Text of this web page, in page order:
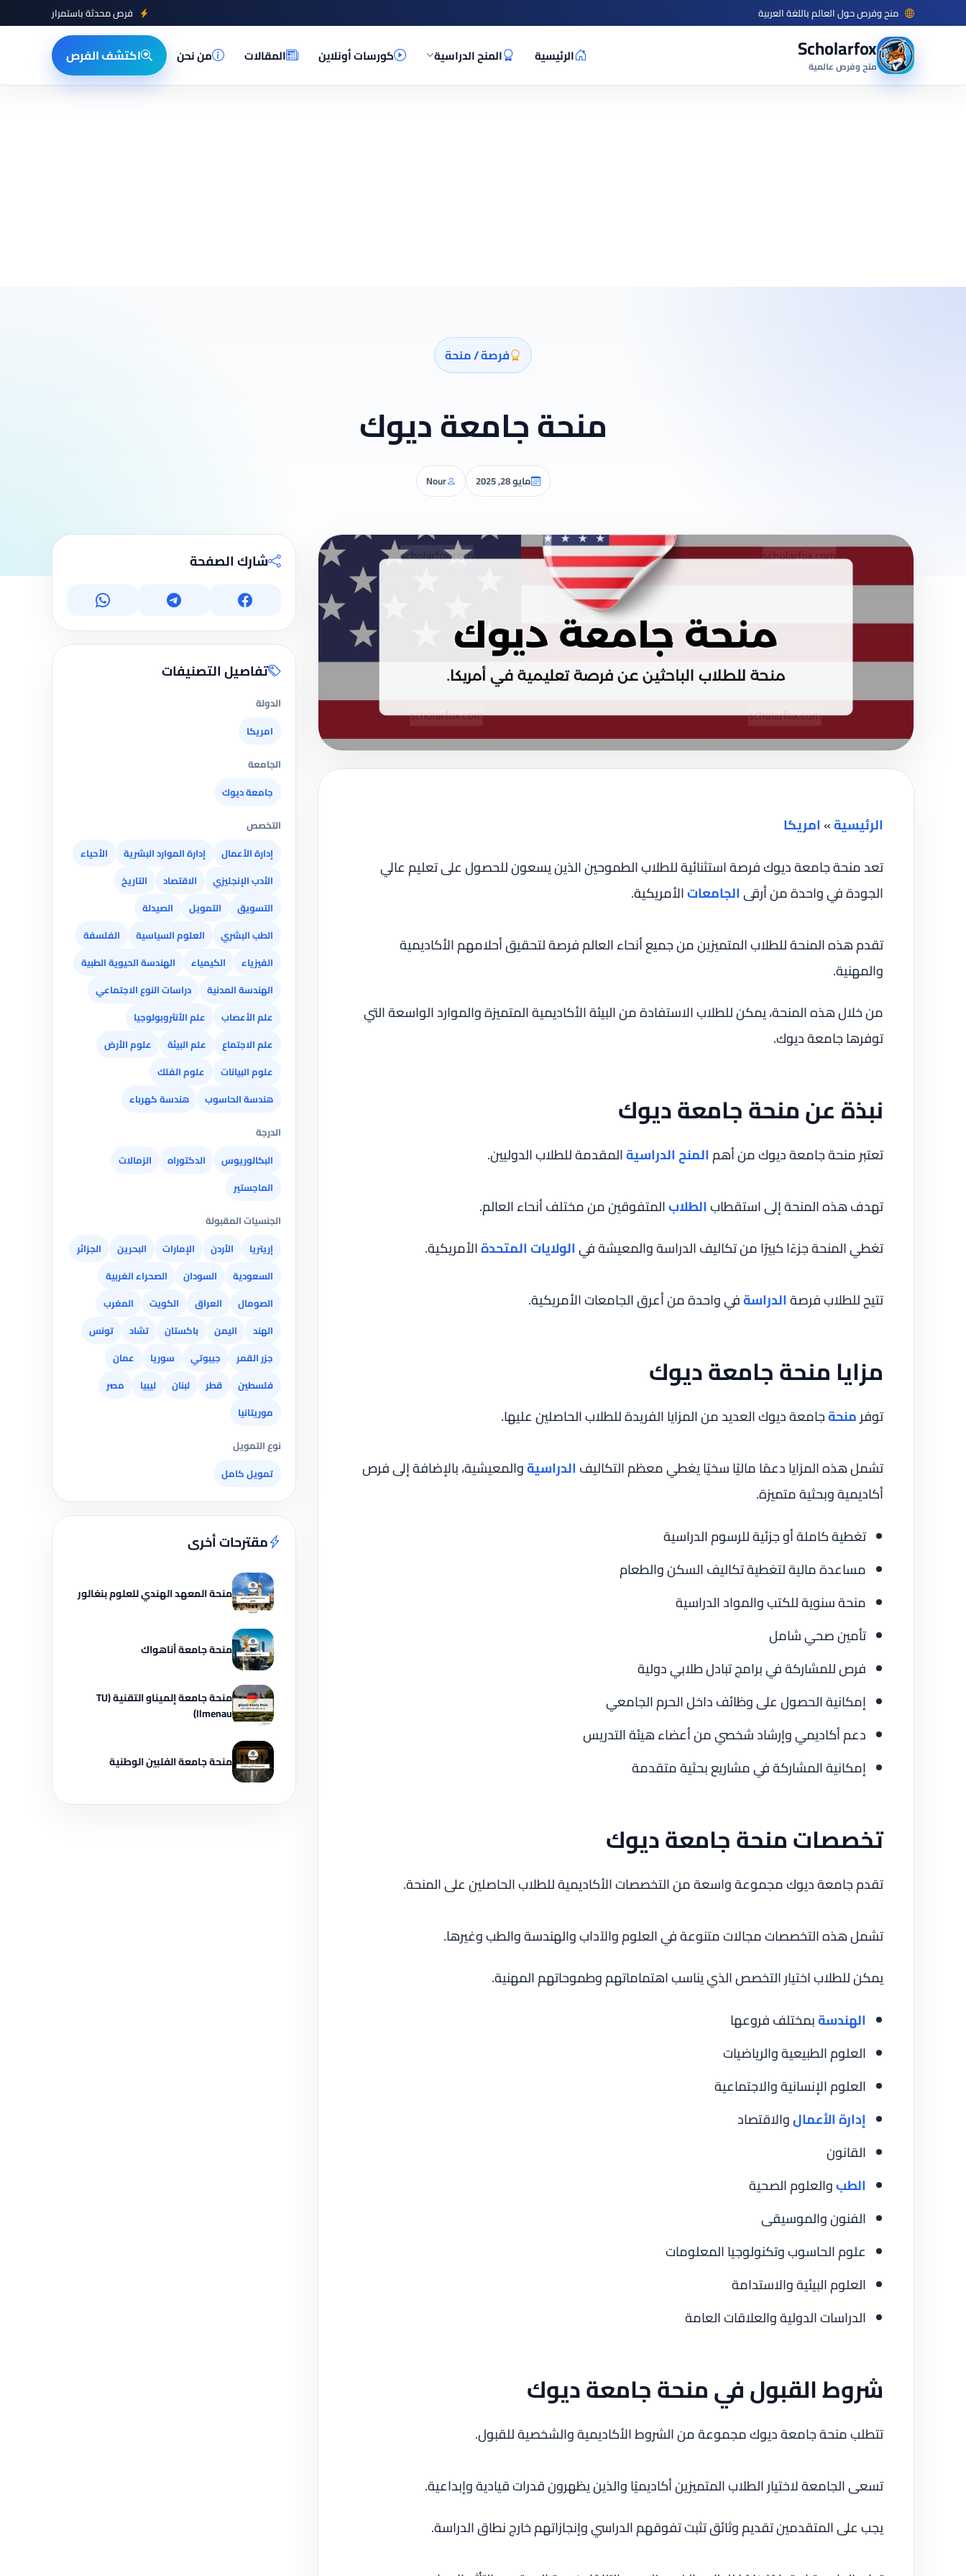
منح وفرص حول العالم باللغة العربية فرص محدثة باستمرار
Scholarfox
منح وفرص عالمية
الرئيسية المنح الدراسية كورسات أونلاين المقالات من نحن اكتشف الفرص
فرصة / منحة
منحة جامعة ديوك
مايو 28, 2025 Nour
الرئيسية»امريكا
تعد منحة جامعة ديوك فرصة استثنائية للطلاب الطموحين الذين يسعون للحصول على تعليم عالي
الجودة في واحدة من أرقىالجامعاتالأمريكية.
تقدم هذه المنحة للطلاب المتميزين من جميع أنحاء العالم فرصة لتحقيق أحلامهم الأكاديمية
والمهنية.
من خلال هذه المنحة، يمكن للطلاب الاستفادة من البيئة الأكاديمية المتميزة والموارد الواسعة التي
توفرها جامعة ديوك.
نبذة عن منحة جامعة ديوك
تعتبر منحة جامعة ديوك من أهمالمنح الدراسيةالمقدمة للطلاب الدوليين.
تهدف هذه المنحة إلى استقطابالطلابالمتفوقين من مختلف أنحاء العالم.
تغطي المنحة جزءًا كبيرًا من تكاليف الدراسة والمعيشة فيالولايات المتحدةالأمريكية.
تتيح للطلاب فرصةالدراسةفي واحدة من أعرق الجامعات الأمريكية.
مزايا منحة جامعة ديوك
توفرمنحةجامعة ديوك العديد من المزايا الفريدة للطلاب الحاصلين عليها.
تشمل هذه المزايا دعمًا ماليًا سخيًا يغطي معظم التكاليف الدراسيةوالمعيشية، بالإضافة إلى فرص
أكاديمية وبحثية متميزة.
تغطية كاملة أو جزئية للرسوم الدراسية
مساعدة مالية لتغطية تكاليف السكن والطعام
منحة سنوية للكتب والمواد الدراسية
تأمين صحي شامل
فرص للمشاركة في برامج تبادل طلابي دولية
إمكانية الحصول على وظائف داخل الحرم الجامعي
دعم أكاديمي وإرشاد شخصي من أعضاء هيئة التدريس
إمكانية المشاركة في مشاريع بحثية متقدمة
تخصصات منحة جامعة ديوك
تقدم جامعة ديوك مجموعة واسعة من التخصصات الأكاديمية للطلاب الحاصلين على المنحة.
تشمل هذه التخصصات مجالات متنوعة في العلوم والآداب والهندسة والطب وغيرها.
يمكن للطلاب اختيار التخصص الذي يناسب اهتماماتهم وطموحاتهم المهنية.
الهندسةبمختلف فروعها
العلوم الطبيعية والرياضيات
العلوم الإنسانية والاجتماعية
إدارة الأعمالوالاقتصاد
القانون
الطبوالعلوم الصحية
الفنون والموسيقى
علوم الحاسوب وتكنولوجيا المعلومات
العلوم البيئية والاستدامة
الدراسات الدولية والعلاقات العامة
شروط القبول في منحة جامعة ديوك
تتطلب منحة جامعة ديوك مجموعة من الشروط الأكاديمية والشخصية للقبول.
تسعى الجامعة لاختيار الطلاب المتميزين أكاديميًا والذين يظهرون قدرات قيادية وإبداعية.
يجب على المتقدمين تقديم وثائق تثبت تفوقهم الدراسي وإنجازاتهم خارج نطاق الدراسة.
شارك الصفحة
تفاصيل التصنيفات
الدولة
امريكا
الجامعة
جامعة ديوك
التخصص
إدارة الأعمال
إدارة الموارد البشرية
الأحياء
الأدب الإنجليزي
الاقتصاد
التاريخ
التسويق
التمويل
الصيدلة
الطب البشري
العلوم السياسية
الفلسفة
الفيزياء
الكيمياء
الهندسة الحيوية الطبية
الهندسة المدنية
دراسات النوع الاجتماعي
علم الأعصاب
علم الأنثروبولوجيا
علم الاجتماع
علم البيئة
علوم الأرض
علوم البيانات
علوم الفلك
هندسة الحاسوب
هندسة كهرباء
الدرجة
البكالوريوس
الدكتوراه
الزمالات
الماجستير
الجنسيات المقبولة
إريتريا
الأردن الإمارات البحرين
الجزائر
السعودية
السودان
الصحراء الغربية
الصومال
العراق الكويت
المغرب
الهند
اليمن باكستان تشاد
تونس
جزر القمر
جيبوتي سوريا
عمان
فلسطين
قطر لبنان ليبيا
مصر
موريتانيا
نوع التمويل
تمويل كامل
مقترحات أخرى
منحة المعهد الهندي للعلوم بنغالور
منحة جامعة أناهواك
منحة جامعة إلميناو التقنية (TU
Ilmenau)
منحة جامعة الفلبين الوطنية